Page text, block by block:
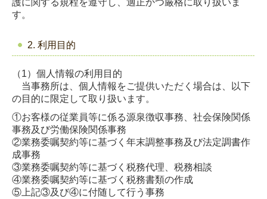
護に関する規程を遵守し、適正かつ厳格に取り扱いま
す。
2. 利用目的
（1）個人情報の利用目的
当事務所は、個人情報をご提供いただく場合は、以下
の目的に限定して取り扱います。
①お客様の従業員等に係る源泉徴収事務、社会保険関係
事務及び労働保険関係事務
②業務委嘱契約等に基づく年末調整事務及び法定調書作
成事務
③業務委嘱契約等に基づく税務代理、税務相談
④業務委嘱契約等に基づく税務書類の作成
⑤上記③及び④に付随して行う事務